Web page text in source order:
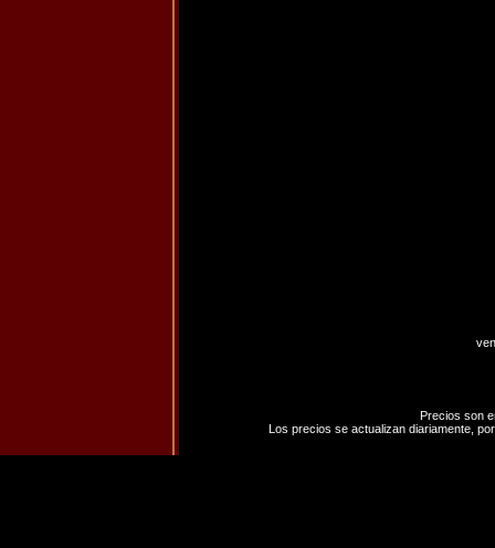
Precios son
Los precios se actualizan diariamente,